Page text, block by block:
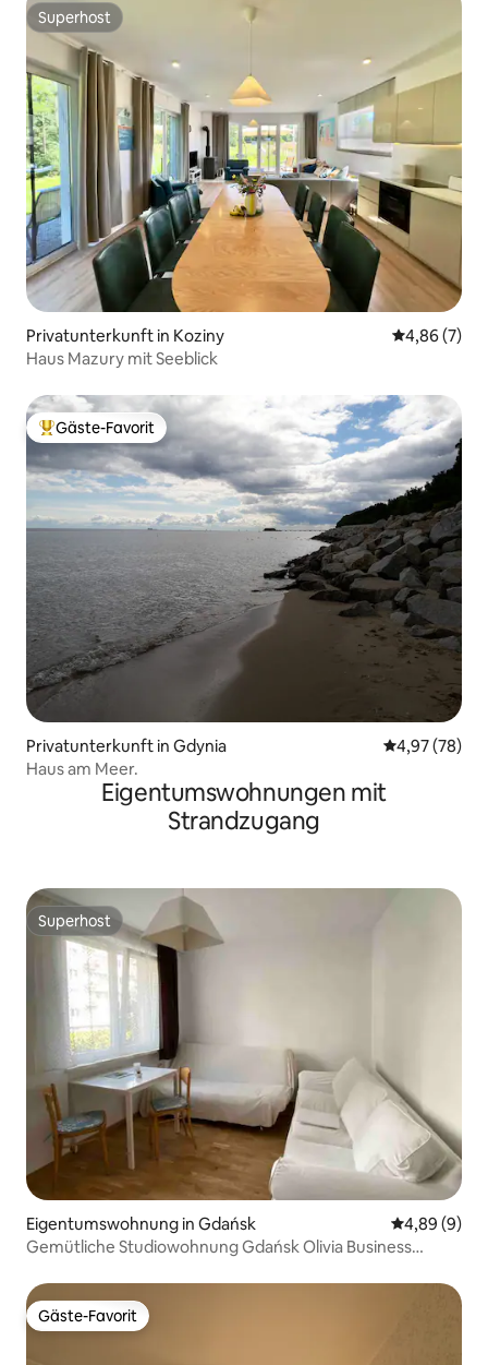
Superhost
Superhost
Privatunterkunft in Koziny
4,86 (7)
Haus Mazury mit Seeblick
Beliebter Gäste-Favorit.
Gäste-Favorit
Privatunterkunft in Gdynia
4,97 (78)
Haus am Meer.
Eigentumswohnungen mit
Strandzugang
Superhost
Superhost
Eigentumswohnung in Gdańsk
4,89 (9)
Gemütliche Studiowohnung Gdańsk Olivia Business
Gäste-Favorit
Gäste-Favorit